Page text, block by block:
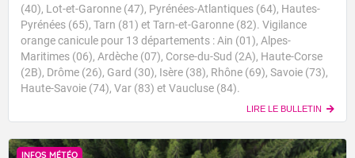
(40), Lot-et-Garonne (47), Pyrénées-Atlantiques (64), Hautes-
Pyrénées (65), Tarn (81) et Tarn-et-Garonne (82). Vigilance
orange canicule pour 13 départements : Ain (01), Alpes-
Maritimes (06), Ardèche (07), Corse-du-Sud (2A), Haute-Corse
(2B), Drôme (26), Gard (30), Isère (38), Rhône (69), Savoie (73),
Haute-Savoie (74), Var (83) et Vaucluse (84).
LIRE LE BULLETIN
INFOS MÉTÉO